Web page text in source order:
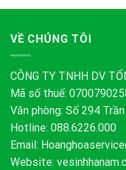
VỀ CHÚNG TÔI
CÔNG TY TNHH DV
Mã số thuế:
Văn phòng: Số 294
Hotline: 088.6226.000
Email:
Website: